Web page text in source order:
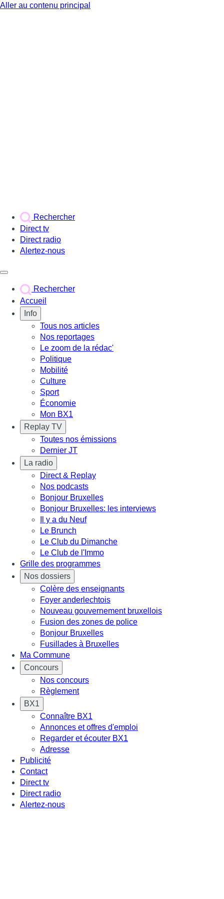
Aller au contenu principal
Rechercher
Direct tv
Direct radio
Alertez-nous
Rechercher
Accueil
Info
Tous nos articles
Nos reportages
Le zoom de la rédac'
Politique
Mobilité
Culture
Sport
Économie
Mon BX1
Replay TV
Toutes nos émissions
Dernier JT
La radio
Direct & Replay
Nos podcasts
Bonjour Bruxelles
Bonjour Bruxelles: les interviews
Il y a du Neuf
Le Brunch
Le Club du Dimanche
Le Club de l'Immo
Grille des programmes
Nos dossiers
Colère des enseignants
Foyer anderlechtois
Nouveau gouvernement bruxellois
Fusion des zones de police
Bonjour Bruxelles
Fusillades à Bruxelles
Ma Commune
Concours
Nos concours
Règlement
BX1
Connaître BX1
Annonces et offres d'emploi
Regarder et écouter BX1
Adresse
Publicité
Contact
Direct tv
Direct radio
Alertez-nous